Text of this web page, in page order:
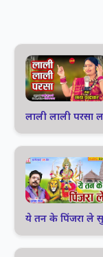
लाली लाली परसा
ये तन के पिंजरा ले